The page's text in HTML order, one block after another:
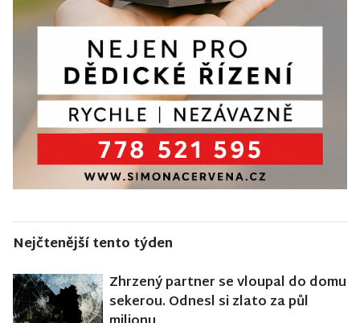
Nejčtenější tento týden
Zhrzený partner se vloupal do domu
sekerou. Odnesl si zlato za půl